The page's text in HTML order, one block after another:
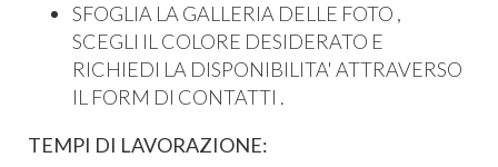
SFOGLIA LA GALLERIA DELLE FOTO ,
SCEGLI IL COLORE DESIDERATO E
RICHIEDI LA DISPONIBILITA' ATTRAVERSO
IL FORM DI CONTATTI .
TEMPI DI LAVORAZIONE: